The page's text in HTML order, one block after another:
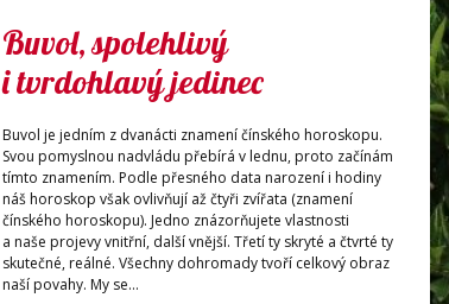
Buvol, spolehlivý
i tvrdohlavý jedinec
Buvol je jedním z dvanácti znamení čínského horoskopu.
Svou pomyslnou nadvládu přebírá v lednu, proto začínám
tímto znamením. Podle přesného data narození i hodiny
náš horoskop však ovlivňují až čtyři zvířata (znamení
čínského horoskopu). Jedno znázorňujete vlastnosti
a naše projevy vnitřní, další vnější. Třetí ty skryté a čtvrté ty
skutečné, reálné. Všechny dohromady tvoří celkový obraz
naší povahy. My se...